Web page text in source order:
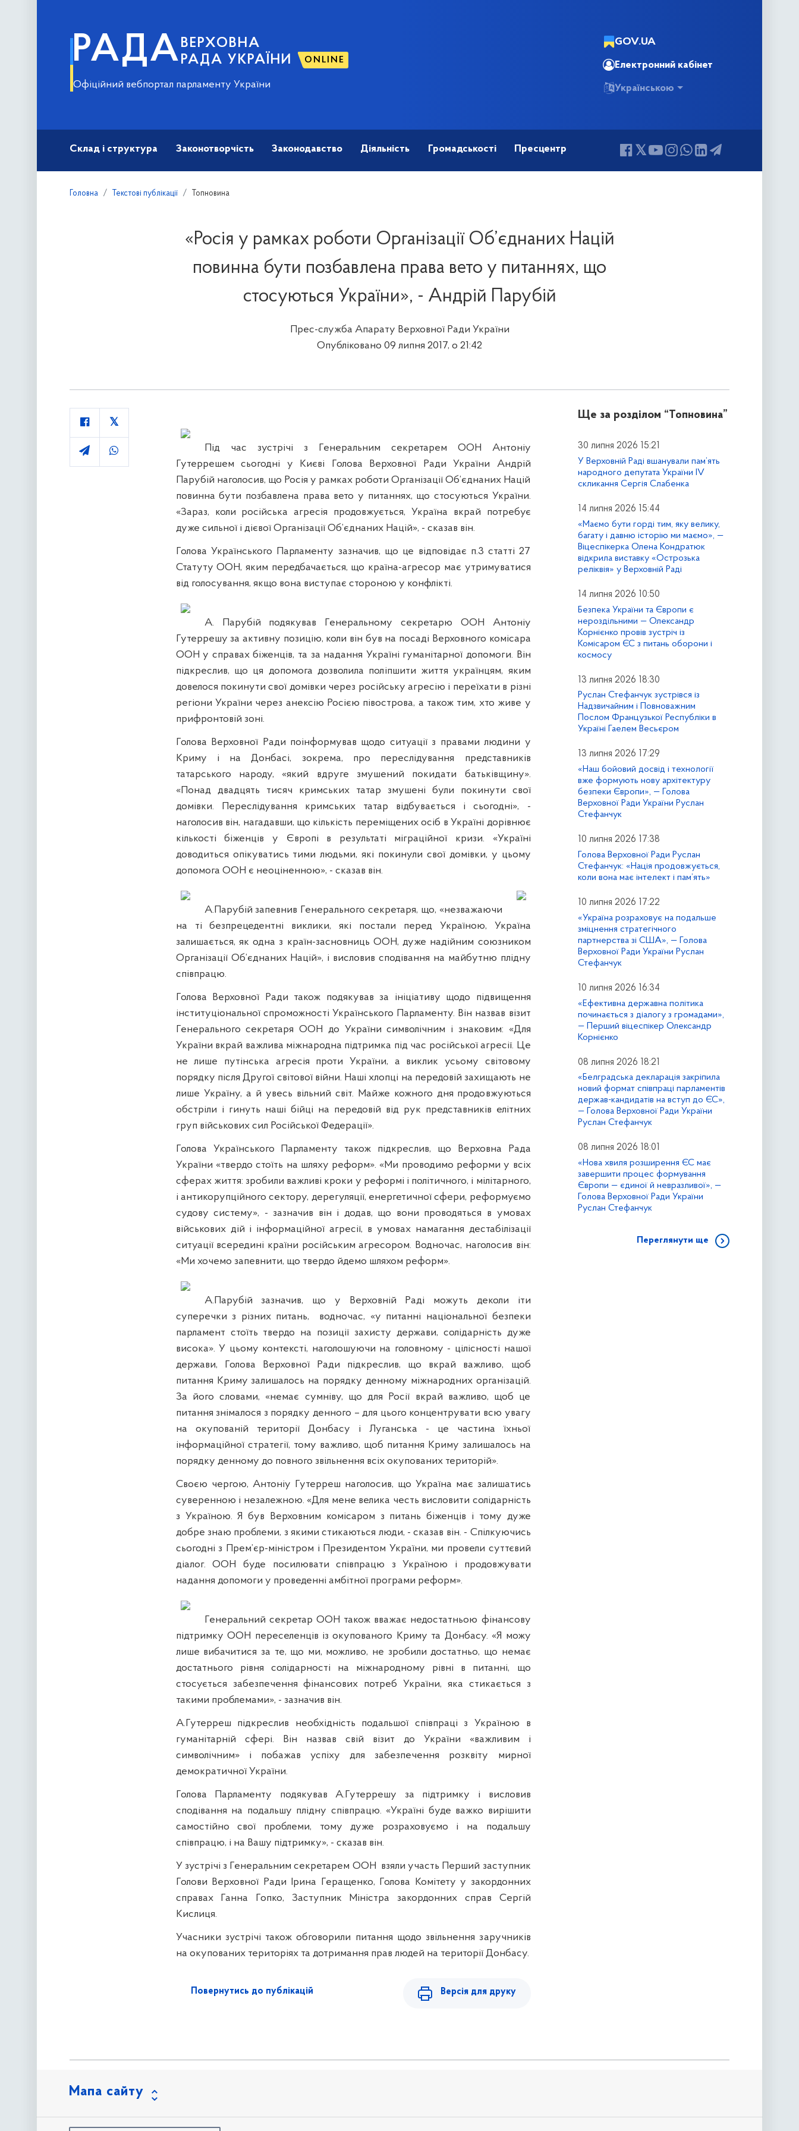
РАДА ВЕРХОВНА
РАДА УКРАЇНИ
ONLINE
Офіційний вебпортал парламенту України
GOV.UA
Електронний кабінет
Українською
Склад і структура Законотворчість Законодавство Діяльність Громадськості Пресцентр
Головна Текстові публікації Топновина
«Росія у рамках роботи Організації Об’єднаних Націй
повинна бути позбавлена права вето у питаннях, що
стосуються України», - Андрій Парубій
Прес-служба Апарату Верховної Ради України
Опубліковано 09 липня 2017, о 21:42
Під час зустрічі з Генеральним секретарем ООН Антоніу
Гутеррешем сьогодні у Києві Голова Верховної Ради України Андрій
Парубій наголосив, що Росія у рамках роботи Організації Об’єднаних Націй
повинна бути позбавлена права вето у питаннях, що стосуються України.
«Зараз, коли російська агресія продовжується, Україна вкрай потребує
дуже сильної і дієвої Організації Об’єднаних Націй», - сказав він.
Голова Українського Парламенту зазначив, що це відповідає п.3 статті 27
Статуту ООН, яким передбачається, що країна-агресор має утримуватися
від голосування, якщо вона виступає стороною у конфлікті.
А. Парубій подякував Генеральному секретарю ООН Антоніу
Гутеррешуза активну позицію, коли він був на посаді Верховного комісара
ООНу справах біженців, та за надання Україні гуманітарної допомоги. Він
підкреслив, що ця допомога дозволила поліпшити життя українцям, яким
довелося покинути свої домівки через російськуагресію і переїхати в різні
регіони України через анексію Росією півострова, а також тим, хто живе у
прифронтовій зоні.
Голова Верховної Ради поінформував щодо ситуації з правами людини у
Криму і на Донбасі, зокрема, про переслідування представників
татарського народу, «який вдруге змушений покидати батьківщину».
«Понад двадцять тисяч кримських татар змушені були покинути свої
домівки. Переслідування кримських татар відбувається і сьогодні», -
наголосив він, нагадавши, що кількість переміщених осіб в Україні дорівнює
кількості біженців у Європі в результаті міграційної кризи. «Україні
доводиться опікуватись тими людьми, які покинули свої домівки, у цьому
допомога ООН є неоціненною», - сказав він.
А.Парубій запевнив Генерального секретаря, що, «незважаючи
на ті безпрецедентні виклики, які постали перед Україною, Україна
залишається, як одна з країн-засновниць ООН, дуже надійним союзником
Організації Об’єднаних Націй», і висловив сподівання на майбутню плідну
співпрацю.
Голова Верховної Ради також подякував за ініціативу щодо підвищення
інституціональної спроможності Українського Парламенту. Він назвав візит
Генерального секретаря ООН до України символічним і знаковим: «Для
України вкрай важлива міжнародна підтримка під час російської агресії. Це
не лише путінська агресія проти України, а виклик усьому світовому
порядку після Другої світової війни. Наші хлопці на передовій захищають не
лише Україну, а й увесь вільний світ. Майже кожного дня продовжуються
обстріли і гинуть наші бійці на передовій від рук представників елітних
груп військових сил Російської Федерації».
Голова Українського Парламенту також підкреслив, що Верховна Рада
України «твердо стоїть на шляху реформ». «Ми проводимо реформи у всіх
сферах життя: зробили важливі кроки у реформі і політичного, і мілітарного,
і антикорупційного сектору, дерегуляції, енергетичної сфери, реформуємо
судову систему», - зазначив він і додав, що вони проводяться в умовах
військових дій і інформаційної агресії, в умовах намагання дестабілізації
ситуації всередині країни російським агресором. Водночас, наголосив він:
«Ми хочемо запевнити, що твердо йдемо шляхом реформ».
А.Парубій зазначив, що у Верховній Раді можуть деколи іти
суперечки з різних питань,
водночас, «у питанні національної безпеки
парламент стоїть твердо на позиції захисту держави, солідарність дуже
висока». У цьому контексті, наголошуючи на головному - цілісності нашої
держави, Голова Верховної Ради підкреслив, що вкрай важливо, щоб
питання Криму залишалось на порядку денному міжнародних організацій.
За його словами, «немає сумніву, що для Росії вкрай важливо, щоб це
питання знімалося з порядку денного – для цього концентрувати всю увагу
на окупованій території Донбасу і Луганська - це частина їхньої
інформаційної стратегії, тому важливо, щоб питання Криму залишалось на
порядку денному до повного звільнення всіх окупованих територій».
Своєю чергою, Антоніу Гутерреш наголосив, що Україна має залишатись
суверенною і незалежною. «Для мене велика честь висловити солідарність
з Україною. Я був Верховним комісаром з питань біженців і тому дуже
добре знаю проблеми, з якими стикаються люди, - сказав він. - Спілкуючись
сьогодні з Прем’єр-міністром і Президентом України, ми провели суттєвий
діалог. ООН буде посилювати співпрацю з Україною і продовжувати
надання допомоги у проведенні амбітної програми реформ».
Генеральний секретар ООН також вважає недостатньою фінансову
підтримку ООН переселенців із окупованого Криму та Донбасу. «Я можу
лише вибачитися за те, що ми, можливо, не зробили достатньо, що немає
достатнього рівня солідарності на міжнародному рівні в питанні, що
стосується забезпечення фінансових потреб України, яка стикається з
такими проблемами», - зазначив він.
А.Гутерреш підкреслив необхідність подальшої співпраці з Україною в
гуманітарній сфері. Він назвав свій візит до України «важливим і
символічним» і побажав успіху для забезпечення розквіту мирної
демократичної України.
Голова Парламенту подякував А.Гутеррешу за підтримку і висловив
сподівання на подальшу плідну співпрацю. «Україні буде важко вирішити
самостійно свої проблеми, тому дуже розраховуємо і на подальшу
співпрацю, і на Вашу підтримку», - сказав він.
У зустрічі з Генеральним секретарем ООН взяли участь Перший заступник
Голови Верховної Ради Ірина Геращенко, Голова Комітету у закордонних
справах Ганна Гопко, Заступник Міністра закордонних справ Сергій
Кислиця.
Учасники зустрічі також обговорили питання щодо звільнення заручників
на окупованих територіях та дотримання прав людей на території Донбасу.
Повернутись до публікацій Версія для друку
Ще за розділом “Топновина”
30 липня 2026 15:21
У Верховній Раді вшанували пам’ять
народного депутата України IV
скликання Сергія Слабенка
14 липня 2026 15:44
«Маємо бути горді тим, яку велику,
багату і давню історію ми маємо», —
Віцеспікерка Олена Кондратюк
відкрила виставку «Острозька
реліквія» у Верховній Раді
14 липня 2026 10:50
Безпека України та Європи є
нероздільними — Олександр
Корнієнко провів зустріч із
Комісаром ЄС з питань оборони і
космосу
13 липня 2026 18:30
Руслан Стефанчук зустрівся із
Надзвичайним і Повноважним
Послом Французької Республіки в
Україні Гаелем Весьєром
13 липня 2026 17:29
«Наш бойовий досвід і технології
вже формують нову архітектуру
безпеки Європи», — Голова
Верховної Ради України Руслан
Стефанчук
10 липня 2026 17:38
Голова Верховної Ради Руслан
Стефанчук: «Нація продовжується,
коли вона має інтелект і пам’ять»
10 липня 2026 17:22
«Україна розраховує на подальше
зміцнення стратегічного
партнерства зі США», — Голова
Верховної Ради України Руслан
Стефанчук
10 липня 2026 16:34
«Ефективна державна політика
починається з діалогу з громадами»,
— Перший віцеспікер Олександр
Корнієнко
08 липня 2026 18:21
«Белградська декларація закріпила
новий формат співпраці парламентів
держав-кандидатів на вступ до ЄС»,
— Голова Верховної Ради України
Руслан Стефанчук
08 липня 2026 18:01
«Нова хвиля розширення ЄС має
завершити процес формування
Європи — єдиної й невразливої», —
Голова Верховної Ради України
Руслан Стефанчук
Переглянути ще
Мапа сайту